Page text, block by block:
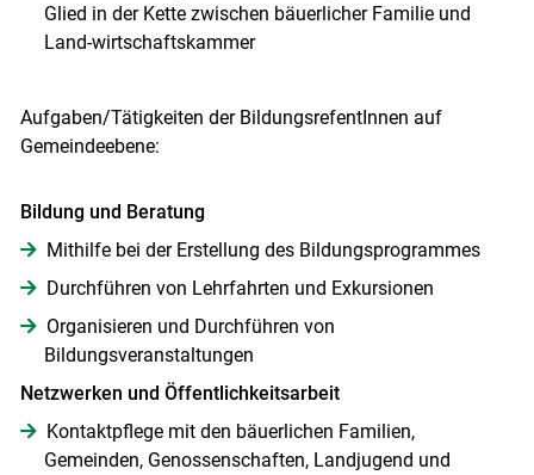
Skip to main content
Glied in der Kette zwischen bäuerlicher Familie und
Land-wirtschaftskammer
Aufgaben/Tätigkeiten der BildungsrefentInnen auf
Gemeindeebene:
Bildung und Beratung
Mithilfe bei der Erstellung des Bildungsprogrammes
Durchführen von Lehrfahrten und Exkursionen
Organisieren und Durchführen von
Bildungsveranstaltungen
Netzwerken und Öffentlichkeitsarbeit
Kontaktpflege mit den bäuerlichen Familien,
Gemeinden, Genossenschaften, Landjugend und